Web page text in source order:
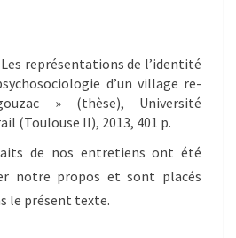
Les représentations de l’identité
d’un village re-
» (thèse), Université
(Toulouse II), 2013, 401 p.
de nos entretiens ont été
notre propos et sont placés
le présent texte.